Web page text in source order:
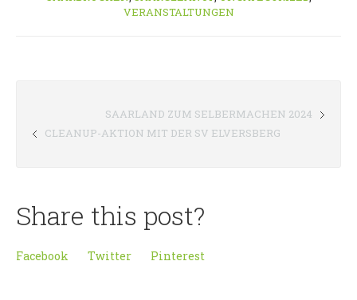
VERANSTALTUNGEN
SAARLAND ZUM SELBERMACHEN 2024
CLEANUP-AKTION MIT DER SV ELVERSBERG
Share this post?
Facebook Twitter Pinterest